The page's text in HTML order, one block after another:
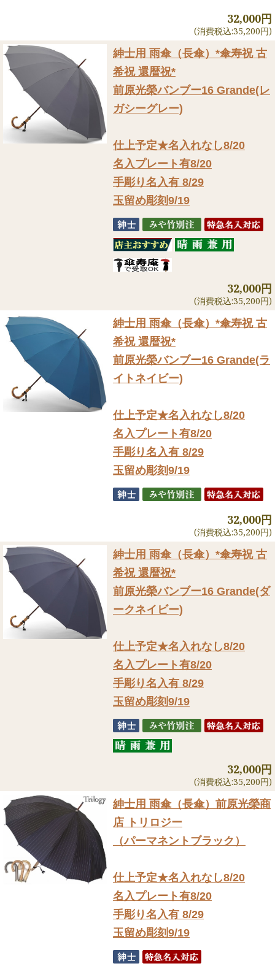
32,000円
(消費税込:35,200円)
紳士用 雨傘（長傘） *傘寿祝 古
希祝 還暦祝*
前原光榮バンブー16 Grande(レ
ガシーグレー)
仕上予定★名入れなし8/20
名入プレート有8/20
手彫り名入有 8/29
玉留め彫刻9/19
32,000円
(消費税込:35,200円)
紳士用 雨傘（長傘） *傘寿祝 古
希祝 還暦祝*
前原光榮バンブー16 Grande(ラ
イトネイビー)
仕上予定★名入れなし8/20
名入プレート有8/20
手彫り名入有 8/29
玉留め彫刻9/19
32,000円
(消費税込:35,200円)
紳士用 雨傘（長傘） *傘寿祝 古
希祝 還暦祝*
前原光榮バンブー16 Grande(ダ
ークネイビー)
仕上予定★名入れなし8/20
名入プレート有8/20
手彫り名入有 8/29
玉留め彫刻9/19
32,000円
(消費税込:35,200円)
紳士用 雨傘（長傘） 前原光榮商
店 トリロジー
（パーマネントブラック）
仕上予定★名入れなし8/20
名入プレート有8/20
手彫り名入有 8/29
玉留め彫刻9/19